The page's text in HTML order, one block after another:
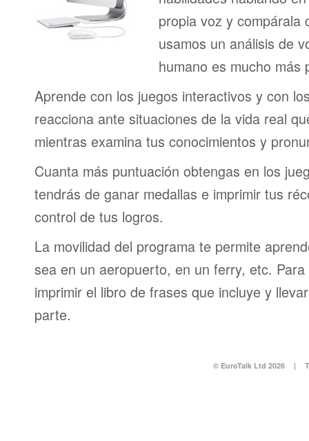
propia voz y compárala
usamos un análisis de
humano es mucho más
Aprende con los juegos interactivos y con
reacciona ante situaciones de la vida real
mientras examina tus conocimientos y
Cuanta más puntuación obtengas en los
tendrás de ganar medallas e imprimir tus
control de tus logros.
La movilidad del programa te permite
sea en un aeropuerto, en un ferry, etc.
imprimir el libro de frases que incluye y
parte.
© EuroTalk Ltd 2026 |